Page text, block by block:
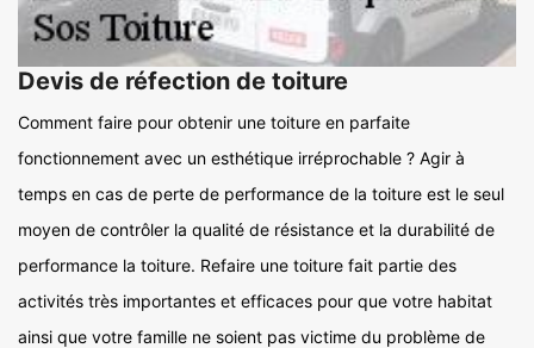
Devis de réfection de toiture
Comment faire pour obtenir une toiture en parfaite
fonctionnement avec un esthétique irréprochable ? Agir à
temps en cas de perte de performance de la toiture est le seul
moyen de contrôler la qualité de résistance et la durabilité de
performance la toiture. Refaire une toiture fait partie des
activités très importantes et efficaces pour que votre habitat
ainsi que votre famille ne soient pas victime du problème de